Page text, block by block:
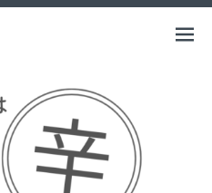
Open